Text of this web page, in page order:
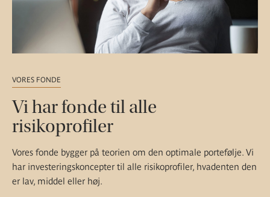
VORES FONDE
Vi har fonde til alle
risikoprofiler
Vores fonde bygger på teorien om den optimale portefølje. Vi
har investeringskoncepter til alle risikoprofiler, hvadenten den
er lav, middel eller høj.